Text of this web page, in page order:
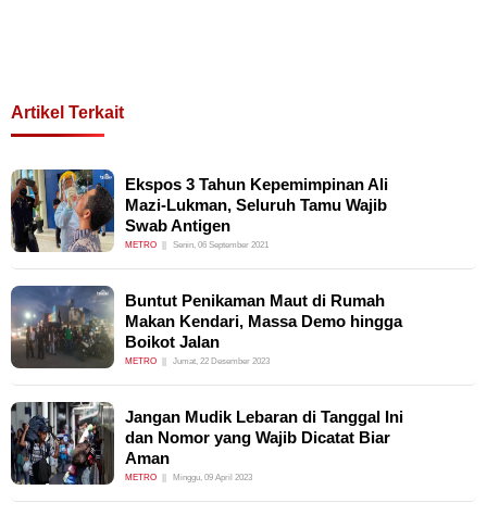
Artikel Terkait
Ekspos 3 Tahun Kepemimpinan Ali
Mazi-Lukman, Seluruh Tamu Wajib
Swab Antigen
METRO Senin, 06 September 2021
Buntut Penikaman Maut di Rumah
Makan Kendari, Massa Demo hingga
Boikot Jalan
METRO Jumat, 22 Desember 2023
Jangan Mudik Lebaran di Tanggal Ini
dan Nomor yang Wajib Dicatat Biar
Aman
METRO Minggu, 09 April 2023